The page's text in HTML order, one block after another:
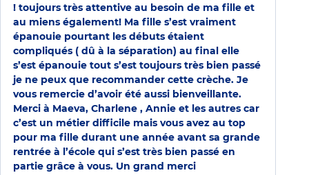
! toujours très attentive au besoin de ma fille et
au miens également! Ma fille s’est vraiment
épanouie pourtant les débuts étaient
compliqués ( dû à la séparation) au final elle
s’est épanouie tout s’est toujours très bien passé
je ne peux que recommander cette crèche. Je
vous remercie d’avoir été aussi bienveillante.
Merci à Maeva, Charlene , Annie et les autres car
c’est un métier difficile mais vous avez au top
pour ma fille durant une année avant sa grande
rentrée à l’école qui s’est très bien passé en
partie grâce à vous. Un grand merci